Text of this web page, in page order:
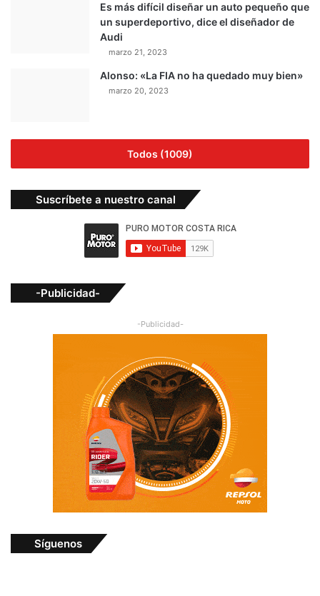
Es más difícil diseñar un auto pequeño que
un superdeportivo, dice el diseñador de
Audi
marzo 21, 2023
Alonso: «La FIA no ha quedado muy bien»
marzo 20, 2023
Todos (1009)
Suscríbete a nuestro canal
-Publicidad-
-Publicidad-
Síguenos